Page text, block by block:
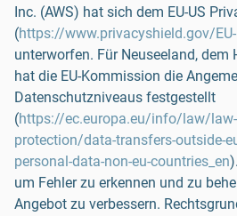
Inc. (AWS) hat sich dem EU-US
(https://www.privacyshield.gov/
unterworfen. Für Neuseeland, dem
hat die EU-Kommission die
Datenschutzniveaus festgestellt
(https://ec.europa.eu/info/law/
protection/data-transfers-outside-
personal-data-non-eu-countries_en
um Fehler zu erkennen und zu
Angebot zu verbessern.